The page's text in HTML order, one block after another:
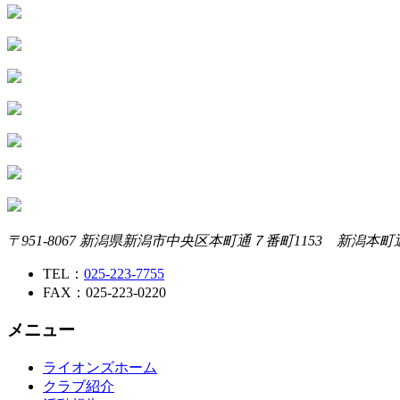
〒951-8067 新潟県新潟市中央区本町通７番町1153 新潟本町
TEL： 025-223-7755
FAX：025-223-0220
メニュー
ライオンズホーム
クラブ紹介